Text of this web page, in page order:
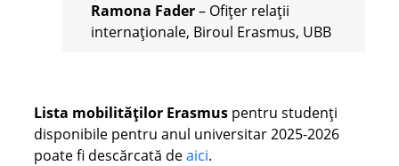
Ramona Fader– Ofițer relații
internaționale, Biroul Erasmus, UBB
Lista mobilităților Erasmuspentru studenți
disponibile pentru anul universitar 2025-2026
poate fi descărcată deaici.